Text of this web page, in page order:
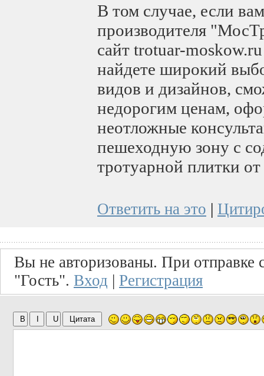
В том случае, если
производителя
сайт trotuar-
найдете широкий
видов и дизайнов,
недорогим ценам,
неотложные
пешеходную зону с
тротуарной плитки
Ответить на это |
Вы не авторизованы. При отправке
"Гость". Вход | Регистрация